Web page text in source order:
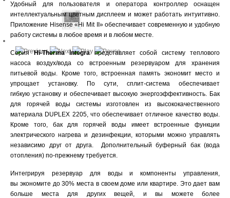
Удобный для пользователя и оператора контроллер оснащен
интеллектуальным цветным дисплеем и может работать интуитивно.
Приложение Hisense «Hi Mit II» обеспечивает современную и удобную
работу системы в любое время и в любом месте.
СерияHi-Therma Integraпредставляет собой систему теплового
насоса воздух/вода со встроенным резервуаром для хранения
питьевой воды. Кроме того, встроенная память экономит место и
упрощает установку. По сути, сплит-cистема обеспечивает
гибкую установку и обеспечивает высокую энергоэффективность. Бак
для горячей воды системы изготовлен из высококачественного
материала DUPLEX 2205, что обеспечивает отличное качество воды.
Кроме того, бак для горячей воды имеет встроенные функции
электрического нагрева и дезинфекции, которыми можно управлять
независимо друг от друга. Дополнительный буферный бак (вода
отопления) по-прежнему требуется.
Интегрируя резервуар для воды и компоненты управления,
вы экономите до 30% места в своем доме или квартире. Это дает вам
больше места для других вещей, и вы можете более